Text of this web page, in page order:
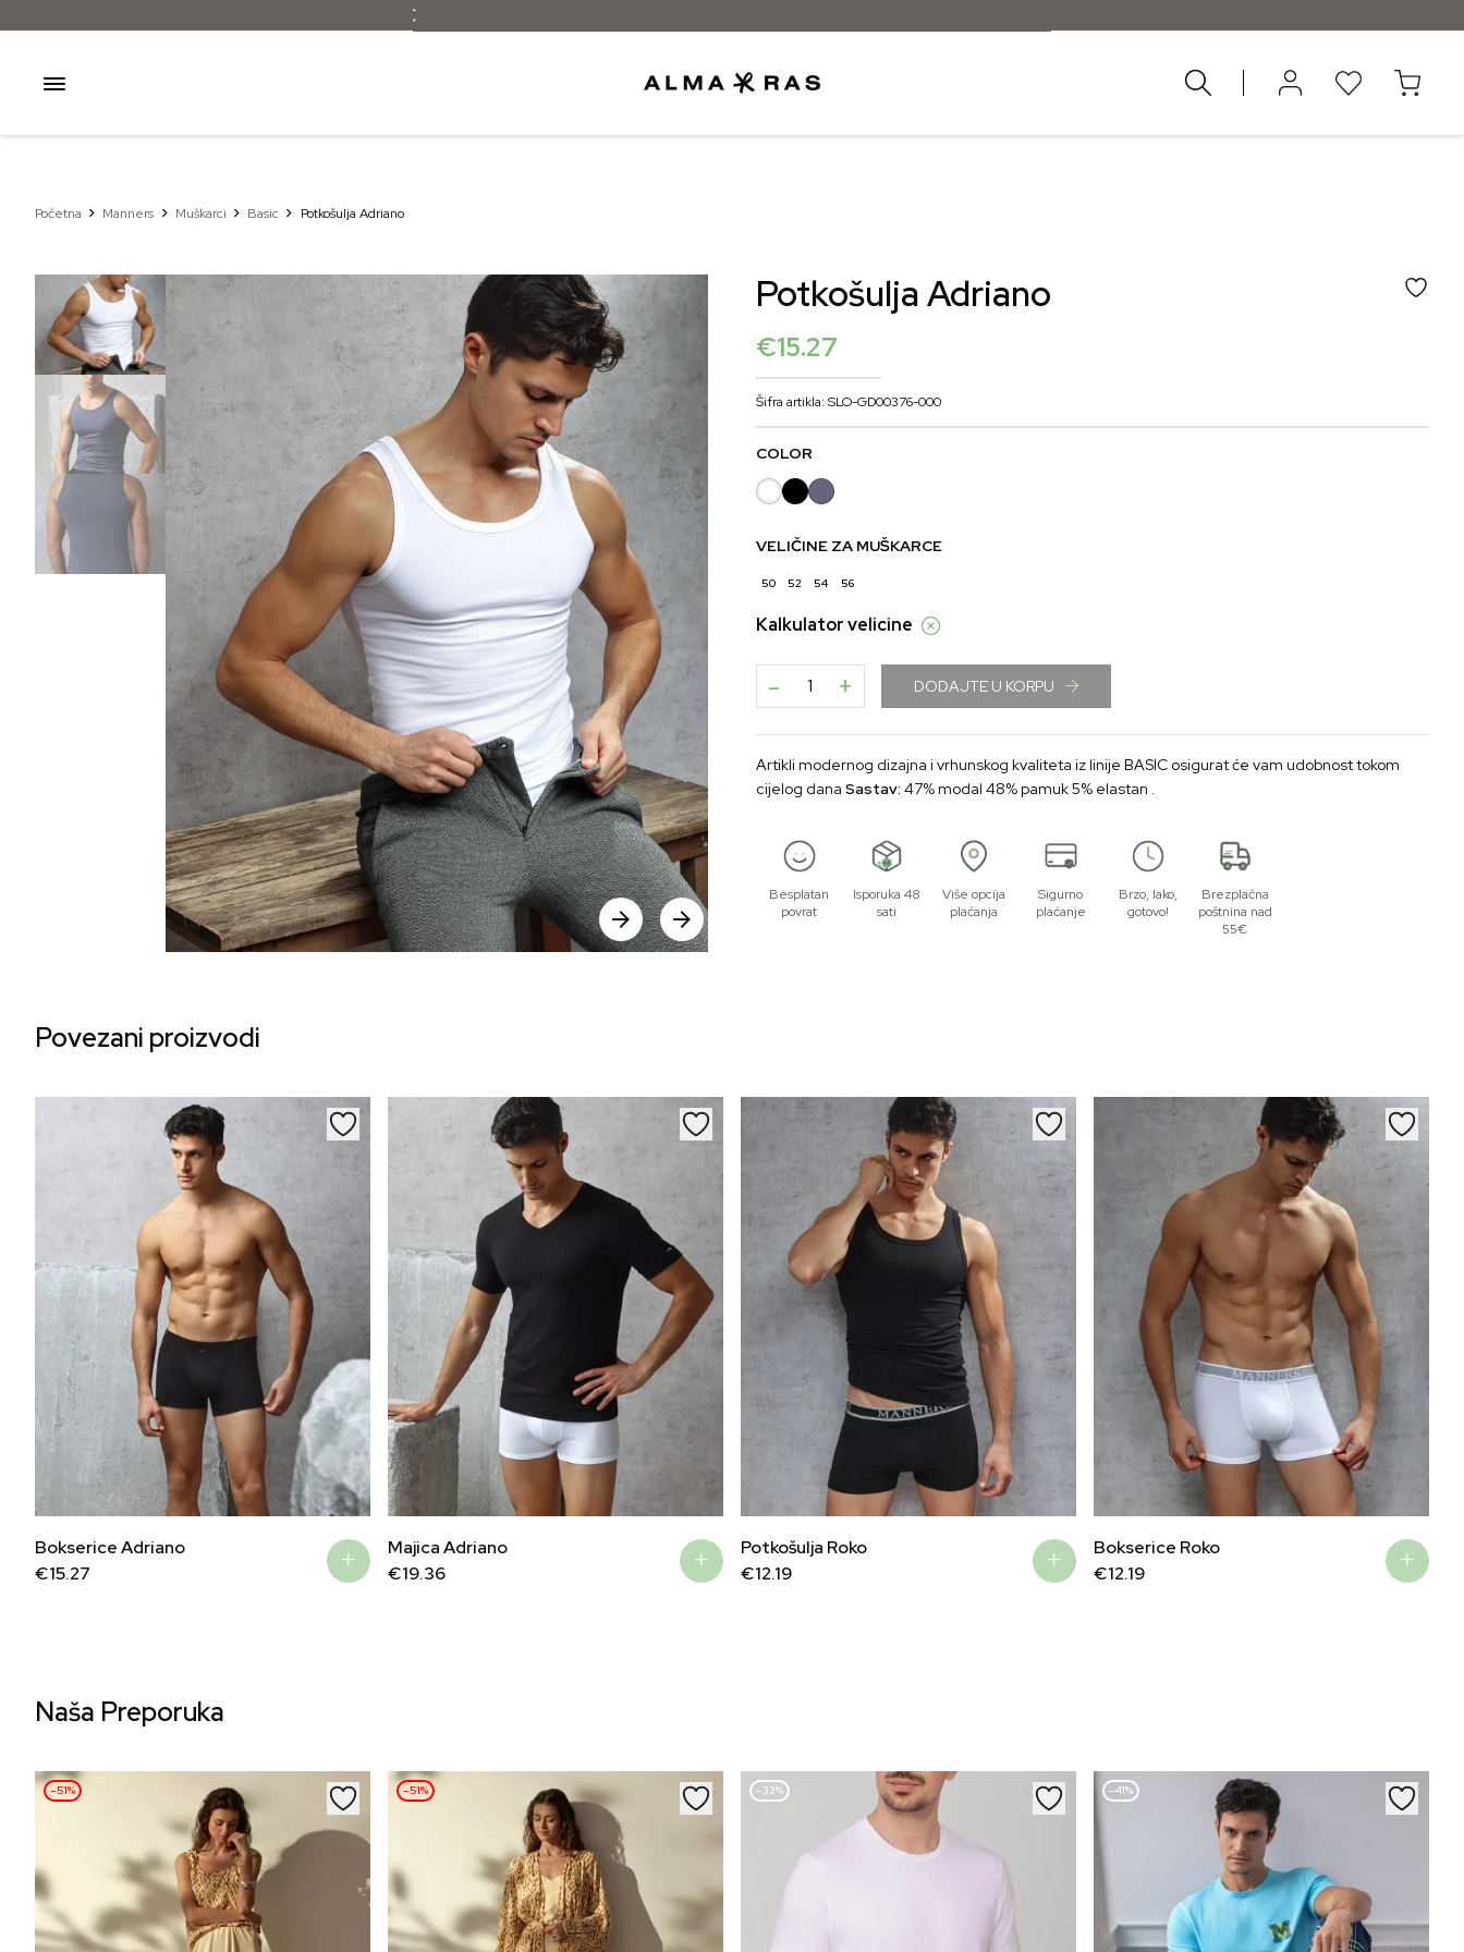
Početna Manners Muškarci Basic Potkošulja Adriano
Potkošulja Adriano
€15.27
Šifra artikla: SLO-GD00376-000
COLOR
VELIČINE ZA MUŠKARCE
50 52 54 56
Kalkulator velicine
- + DODAJTE U KORPU
Artikli modernog dizajna i vrhunskog kvaliteta iz linije BASIC osigurat će vam udobnost tokom
cijelog dana Sastav: 47% modal 48% pamuk 5% elastan .
Besplatan
povrat
Isporuka 48
sati
Više opcija
plaćanja
Sigurno
plaćanje
Brzo, lako,
gotovo!
Brezplačna
poštnina nad
55€
Povezani proizvodi
Bokserice Adriano
€15.27
Majica Adriano
€19.36
Potkošulja Roko
€12.19
Bokserice Roko
€12.19
Naša Preporuka
–51% –51% –32% –41%